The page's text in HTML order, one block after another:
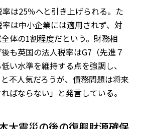
は25％へと引き上げられる。た
は中小企業には適用されず、対
体の1割程度だという。財務相
も英国の法人税率はG7（先進７
い水準を維持する点を強調し、
と不人気だろうが、債務問題は将来
ばならない」と発言している。